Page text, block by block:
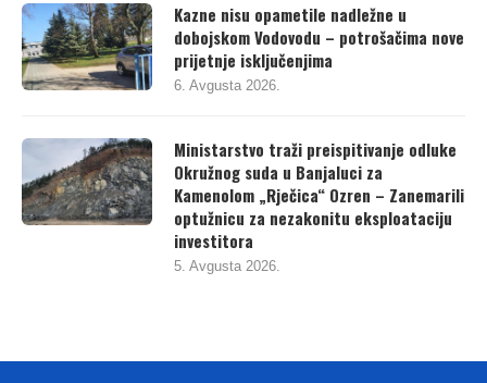
Kazne nisu opametile nadležne u
dobojskom Vodovodu – potrošačima nove
prijetnje isključenjima
6. Avgusta 2026.
Ministarstvo traži preispitivanje odluke
Okružnog suda u Banjaluci za
Kamenolom „Rječica“ Ozren – Zanemarili
optužnicu za nezakonitu eksploataciju
investitora
5. Avgusta 2026.